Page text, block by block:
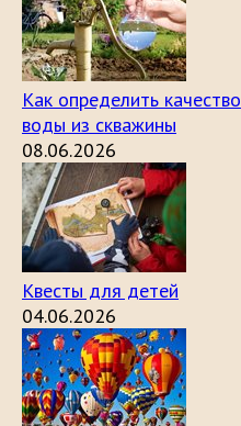
Как определить качество
воды из скважины
08.06.2026
Квесты для детей
04.06.2026